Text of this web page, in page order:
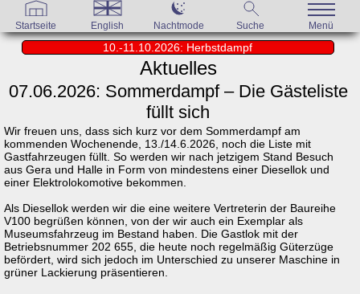
Startseite English Nachtmode Suche Menü
10.-11.10.2026: Herbstdampf
Aktuelles
07.06.2026: Sommerdampf – Die Gästeliste
füllt sich
Wir freuen uns, dass sich kurz vor dem Sommerdampf am
kommenden Wochenende, 13./14.6.2026, noch die Liste mit
Gastfahrzeugen füllt. So werden wir nach jetzigem Stand Besuch
aus Gera und Halle in Form von mindestens einer Diesellok und
einer Elektrolokomotive bekommen.
Als Diesellok werden wir die eine weitere Vertreterin der Baureihe
V100 begrüßen können, von der wir auch ein Exemplar als
Museumsfahrzeug im Bestand haben. Die Gastlok mit der
Betriebsnummer 202 655, die heute noch regelmäßig Güterzüge
befördert, wird sich jedoch im Unterschied zu unserer Maschine in
grüner Lackierung präsentieren.